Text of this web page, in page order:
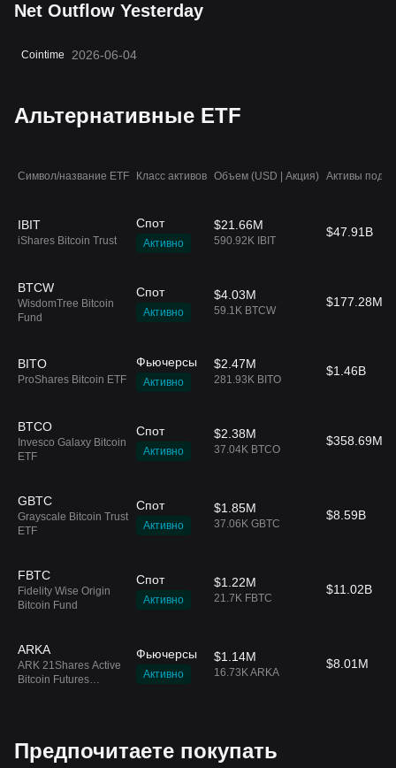
Net Outflow Yesterday
Cointime 2026-06-04
Альтернативные ETF
Символ/название ETF Класс активов Объем (USD | Акция) Активы под
IBIT
iShares Bitcoin Trust
Спот
Активно
$21.66M
590.92K IBIT
$47.91B
BTCW
WisdomTree Bitcoin
Fund
Спот
Активно
$4.03M
59.1K BTCW
$177.28M
BITO
ProShares Bitcoin ETF
Фьючерсы
Активно
$2.47M
281.93K BITO
$1.46B
BTCO
Invesco Galaxy Bitcoin
ETF
Спот
Активно
$2.38M
37.04K BTCO
$358.69M
GBTC
Grayscale Bitcoin Trust
ETF
Спот
Активно
$1.85M
37.06K GBTC
$8.59B
FBTC
Fidelity Wise Origin
Bitcoin Fund
Спот
Активно
$1.22M
21.7K FBTC
$11.02B
ARKA
ARK 21Shares Active
Bitcoin Futures
Фьючерсы
Активно
$1.14M
16.73K ARKA
$8.01M
Предпочитаете покупать